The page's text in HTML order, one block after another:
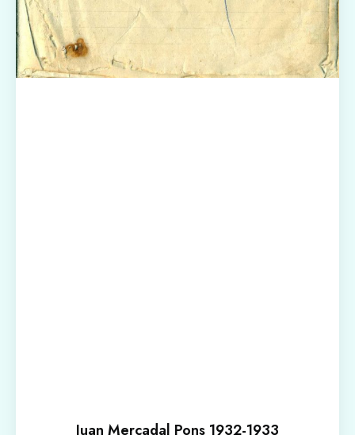
Juan Mercadal Pons 1932-1933